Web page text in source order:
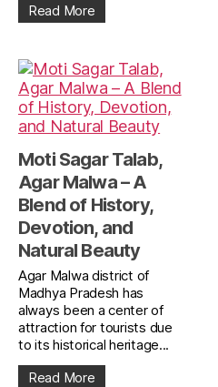
Read More
Moti Sagar Talab,
Agar Malwa – A
Blend of History,
Devotion, and
Natural Beauty
Agar Malwa district of
Madhya Pradesh has
always been a center of
attraction for tourists due
to its historical heritage...
Read More